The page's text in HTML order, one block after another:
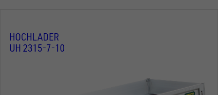
HOCHLADER
UH 2315-7-10